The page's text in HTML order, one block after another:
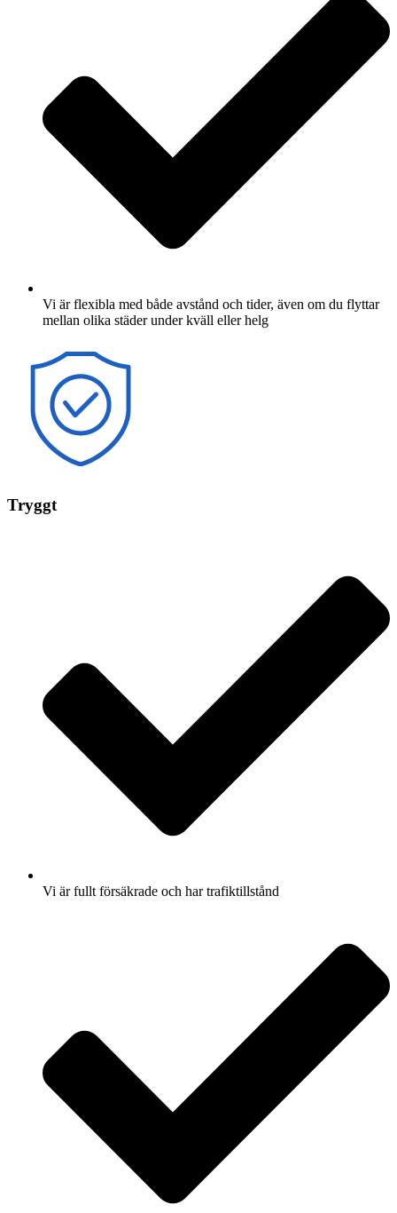
Vi är flexibla med både avstånd och tider, även om du flyttar
mellan olika städer under kväll eller helg
Tryggt
Vi är fullt försäkrade och har trafiktillstånd